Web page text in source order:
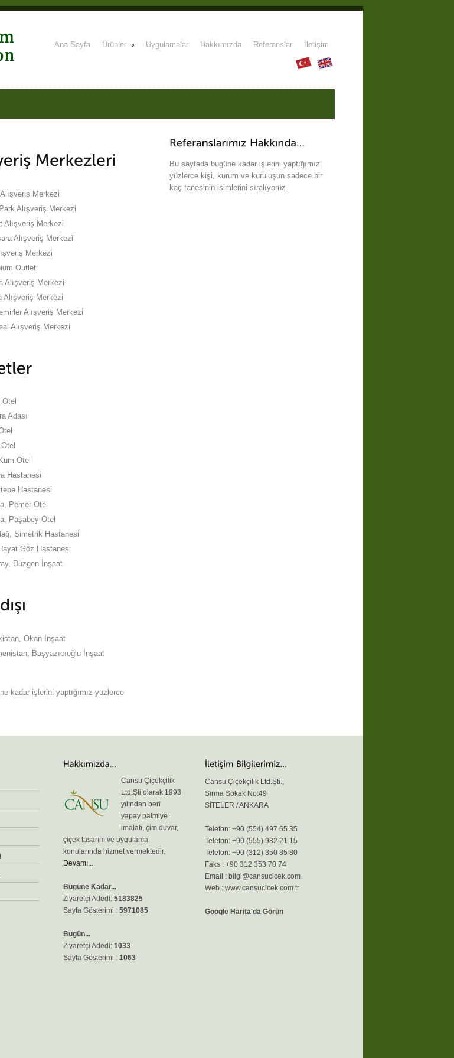
Ana Sayfa Ürünler Uygulamalar Hakkımızda Referanslar İletişim
Bu sayfada bugüne kadar işlerini yaptığımız
yüzlerce kişi, kurum ve kuruluşun sadece bir
kaç tanesinin isimlerini sıralıyoruz.
Merkezi
Alışveriş Merkezi
Alışveriş Merkezi
Alışveriş Merkezi
Merkezi
Outlet
Alışveriş Merkezi
Alışveriş Merkezi
Alışveriş Merkezi
Alışveriş Merkezi
Otel
Adası
Otel
Hastanesi
Hastanesi
Pemer Otel
Paşabey Otel
Simetrik Hastanesi
Göz Hastanesi
Düzgen İnşaat
Okan İnşaat
Başyazıcıoğlu İnşaat
kadar işlerini yaptığımız yüzlerce
Cansu Çiçekçilik
Ltd.Şti olarak 1993
yılından beri
yapay palmiye
imalatı, çim duvar,
çiçek tasarım ve uygulama
konularında hizmet vermektedir.
Devamı...
Bugüne Kadar...
Ziyaretçi Adedi: 5183825
Sayfa Gösterimi : 5971085
Bugün...
Ziyaretçi Adedi: 1033
Sayfa Gösterimi : 1063
Cansu Çiçekçilik Ltd.Şti.,
Sırma Sokak No:49
SİTELER / ANKARA
Telefon: +90 (554) 497 65 35
Telefon: +90 (555) 982 21 15
Telefon: +90 (312) 350 85 80
Faks : +90 312 353 70 74
Email : bilgi@cansucicek.com
Web : www.cansucicek.com.tr
Google Harita'da Görün